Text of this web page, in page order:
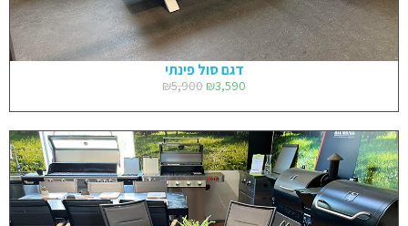
דגם סול פינתי
₪5,900 ₪3,590